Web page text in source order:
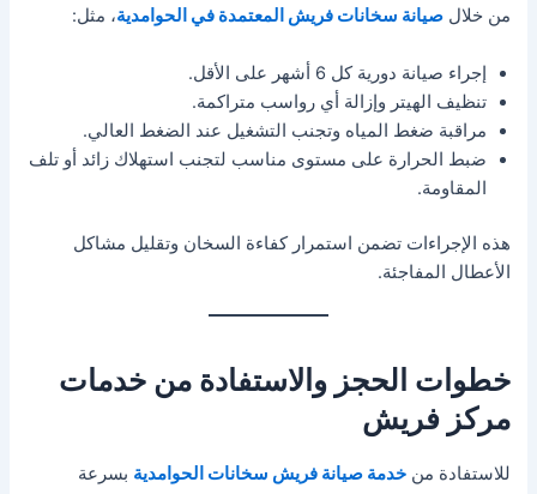
من خلالصيانة سخانات فريش المعتمدة في الحوامدية، مثل:
إجراء صيانة دورية كل 6 أشهر على الأقل.
تنظيف الهيتر وإزالة أي رواسب متراكمة.
مراقبة ضغط المياه وتجنب التشغيل عند الضغط العالي.
ضبط الحرارة على مستوى مناسب لتجنب استهلاك زائد أو تلف
المقاومة.
هذه الإجراءات تضمن استمرار كفاءة السخان وتقليل مشاكل
الأعطال المفاجئة.
خطوات الحجز والاستفادة من خدمات
مركز فريش
للاستفادة منخدمة صيانة فريش سخانات الحوامدية بسرعة